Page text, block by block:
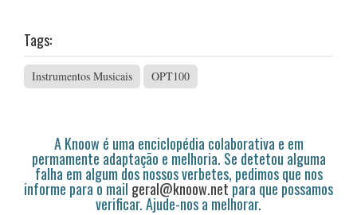
Tags:
Instrumentos Musicais OPT100
A Knoow é uma enciclopédia colaborativa e em
permamente adaptação e melhoria. Se detetou alguma
falha em algum dos nossos verbetes, pedimos que nos
informe para o mail geral@knoow.netpara que possamos
verificar. Ajude-nos a melhorar.